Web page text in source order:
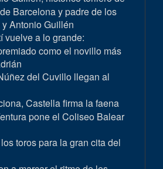
Barcelona y padre de los
Antonio Guillén
vuelve a lo grande:
como el novillo más
del Cuvillo llegan al
Castella firma la faena
pone el Coliseo Balear
toros para la gran cita del